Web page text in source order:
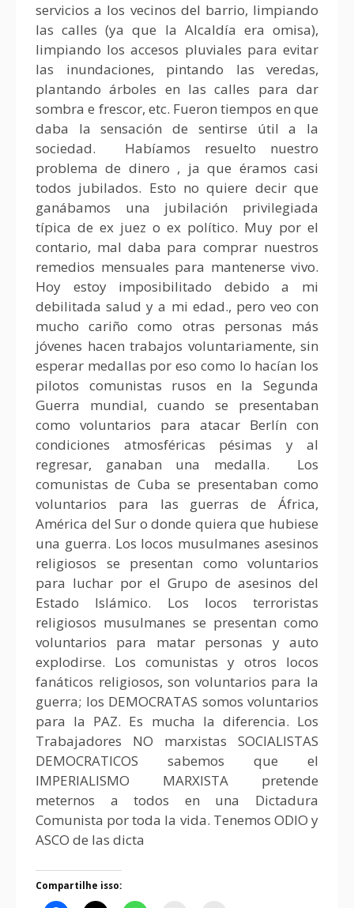
servicios a los vecinos del barrio, limpiando
las calles (ya que la Alcaldía era omisa),
limpiando los accesos pluviales para evitar
las inundaciones, pintando las veredas,
plantando árboles en las calles para dar
sombra e frescor, etc. Fueron tiempos en que
daba la sensación de sentirse útil a la
sociedad. Habíamos resuelto nuestro
problema de dinero , ja que éramos casi
todos jubilados. Esto no quiere decir que
ganábamos una jubilación privilegiada
típica de ex juez o ex político. Muy por el
contario, mal daba para comprar nuestros
remedios mensuales para mantenerse vivo.
Hoy estoy imposibilitado debido a mi
debilitada salud y a mi edad., pero veo con
mucho cariño como otras personas más
jóvenes hacen trabajos voluntariamente, sin
esperar medallas por eso como lo hacían los
pilotos comunistas rusos en la Segunda
Guerra mundial, cuando se presentaban
como voluntarios para atacar Berlín con
condiciones atmosféricas pésimas y al
regresar, ganaban una medalla. Los
comunistas de Cuba se presentaban como
voluntarios para las guerras de África,
América del Sur o donde quiera que hubiese
una guerra. Los locos musulmanes asesinos
religiosos se presentan como voluntarios
para luchar por el Grupo de asesinos del
Estado Islámico. Los locos terroristas
religiosos musulmanes se presentan como
voluntarios para matar personas y auto
explodirse. Los comunistas y otros locos
fanáticos religiosos, son voluntarios para la
guerra; los DEMOCRATAS somos voluntarios
para la PAZ. Es mucha la diferencia. Los
Trabajadores NO marxistas SOCIALISTAS
DEMOCRATICOS sabemos que el
IMPERIALISMO MARXISTA pretende
meternos a todos en una Dictadura
Comunista por toda la vida. Tenemos ODIO y
ASCO de las dicta
Compartilhe isso: